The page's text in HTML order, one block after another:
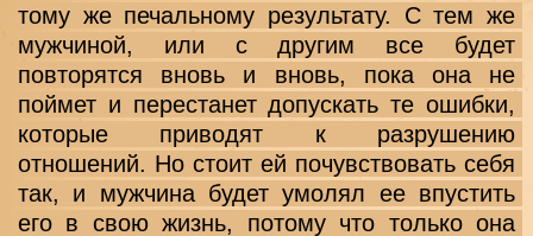
тому же печальному результату. С тем же
мужчиной, или с другим все будет
повторятся вновь и вновь, пока она не
поймет и перестанет допускать те ошибки,
которые приводят к разрушению
отношений. Но стоит ей почувствовать себя
так, и мужчина будет умолял ее впустить
его в свою жизнь, потому что только она